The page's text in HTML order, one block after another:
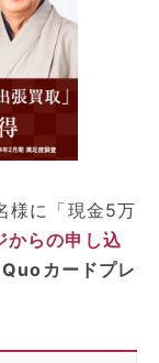
様に「現金5万
からの申し込
カードプレ